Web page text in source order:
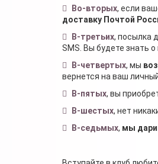
Во-вторых, если
доставку Почтой
В-третьих, посылка
SMS. Вы будете знать
В-четвертых, мы
вернется на ваш
В-пятых, вы
В-шестых, нет
В-седьмых, мы